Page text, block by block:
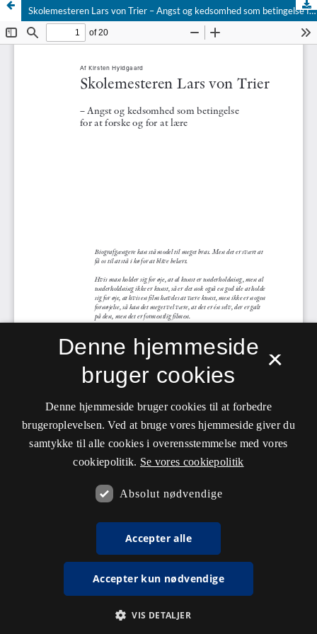
Skolemesteren Lars von Trier – Angst og kedsomhed som betingelse for at forske og for at lære
×
Denne hjemmeside
bruger cookies
Denne hjemmeside bruger cookies til at forbedre
brugeroplevelsen. Ved at bruge vores hjemmeside giver du
samtykke til alle cookies i overensstemmelse med vores
cookiepolitik. Se vores cookiepolitik
Absolut nødvendige
Accepter alle
Accepter kun nødvendige
VIS DETALJER